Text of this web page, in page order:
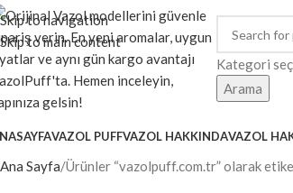
Skip to navigation
Skip to main content
Kategori
Arama
VAZOL PUFFVAZOL HAKKINDAVAZOL
Ana Sayfa Ürünler “vazolpuff.com.tr” olarak